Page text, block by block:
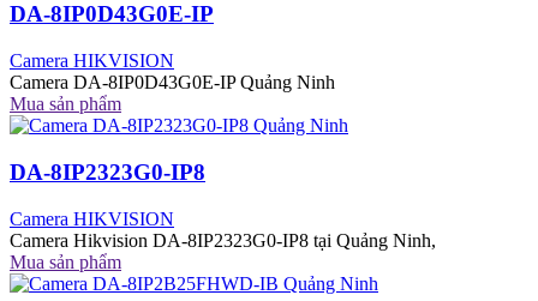
DA-8IP0D43G0E-IP
Camera HIKVISION
Camera DA-8IP0D43G0E-IP Quảng Ninh
Mua sản phẩm
DA-8IP2323G0-IP8
Camera HIKVISION
Camera Hikvision DA-8IP2323G0-IP8 tại Quảng Ninh,
Mua sản phẩm